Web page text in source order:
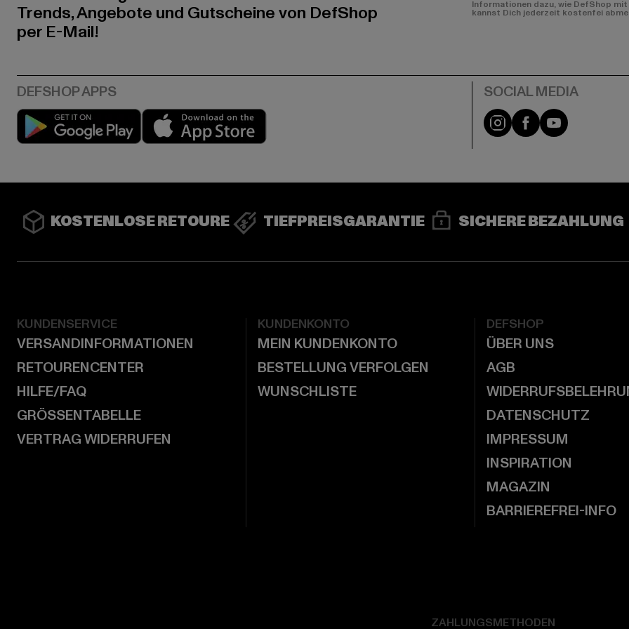
Trends, Angebote und Gutscheine von DefShop
per E-Mail!
Informationen dazu, wie DefShop
kannst Dich jederzeit kostenfei
Play market Instagram
FacebookYouTube
KOSTENLOSE RETOURE TIEFPREISGARANTIE SICHERE BEZAHLUNG
KUNDENSERVICE
VERSANDINFORMATIONEN
RETOURENCENTER
HILFE/FAQ
GRÖSSENTABELLE
VERTRAG WIDERRUFEN
KUNDENKONTO
MEIN KUNDENKONTO
BESTELLUNG VERFOLGEN
WUNSCHLISTE
DEFSHOP
ÜBER UNS
AGB
DATENSCHUTZ
IMPRESSUM
INSPIRATION
MAGAZIN
BARRIEREFREI-INFO
ZAHLUNGSMETHODEN